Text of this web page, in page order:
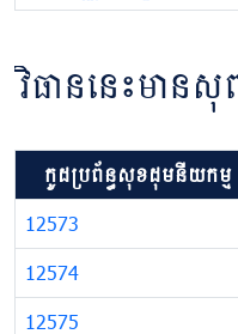
វិធាននេះមាន
កូដប្រព័ន្ធសុខដុមនីយកម្ម
12573
12574
12575